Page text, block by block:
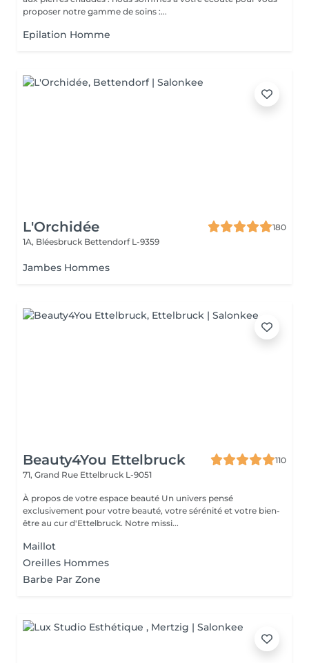
proposer notre gamme de soins :...
Epilation Homme
L'Orchidée
180
1A, Bléesbruck Bettendorf L-9359
Jambes Hommes
Beauty4You Ettelbruck
110
71, Grand Rue Ettelbruck L-9051
À propos de votre espace beauté Un univers pensé
exclusivement pour votre beauté, votre sérénité et votre bien-
être au cur d'Ettelbruck. Notre missi...
Maillot
Oreilles Hommes
Barbe Par Zone